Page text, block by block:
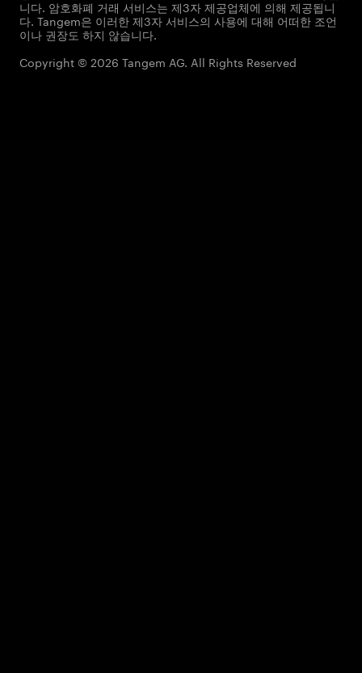
니다. 암호화폐 거래 서비스는 제3자 제공업체에 의해 제공됩니
다. Tangem은 이러한 제3자 서비스의 사용에 대해 어떠한 조언
이나 권장도 하지 않습니다.